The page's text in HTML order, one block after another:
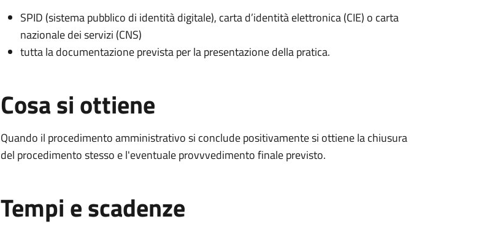
SPID (sistema pubblico di identità digitale), carta d’identità elettronica (CIE) o carta
nazionale dei servizi (CNS)
tutta la documentazione prevista per la presentazione della pratica.
Cosa si ottiene
Quando il procedimento amministrativo si conclude positivamente si ottiene la chiusura
del procedimento stesso e l'eventuale provvvedimento finale previsto.
Tempi e scadenze